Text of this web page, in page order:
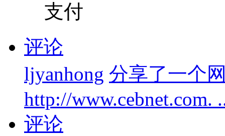
支付
评论
ljyanhong 分享了一个
http://www.cebnet.com.
评论